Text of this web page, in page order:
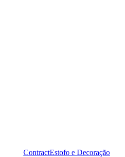
ContractEstofo e Decoração